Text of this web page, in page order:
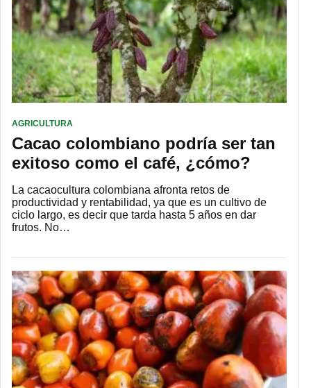
AGRICULTURA
Cacao colombiano podría ser tan
exitoso como el café, ¿cómo?
La cacaocultura colombiana afronta retos de
productividad y rentabilidad, ya que es un cultivo de
ciclo largo, es decir que tarda hasta 5 años en dar
frutos. No…